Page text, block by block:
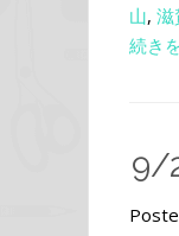
山, 滋
続き
9/